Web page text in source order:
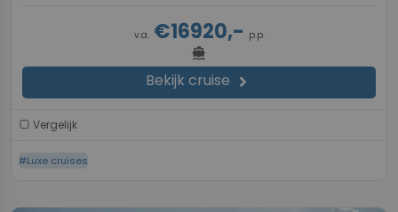
v.a.€16920,- p.p.
directions_boat
Bekijk cruise chevron_right
Vergelijk
#Luxe cruises